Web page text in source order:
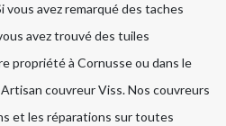
vous avez remarqué des taches
avez trouvé des tuiles
propriété à Cornusse ou dans le
couvreur Viss. Nos couvreurs
et les réparations sur toutes